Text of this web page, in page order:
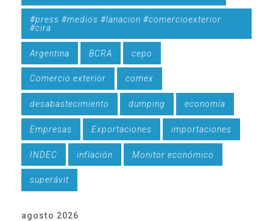
#press #medios #lanacion #comercioexterior
#cira
Argentina BCRA cepo
Comercio exterior comex
desabastecimiento dumping economía
Empresas Exportaciones importaciones
INDEC inflación Monitor económico
superávit
agosto 2026